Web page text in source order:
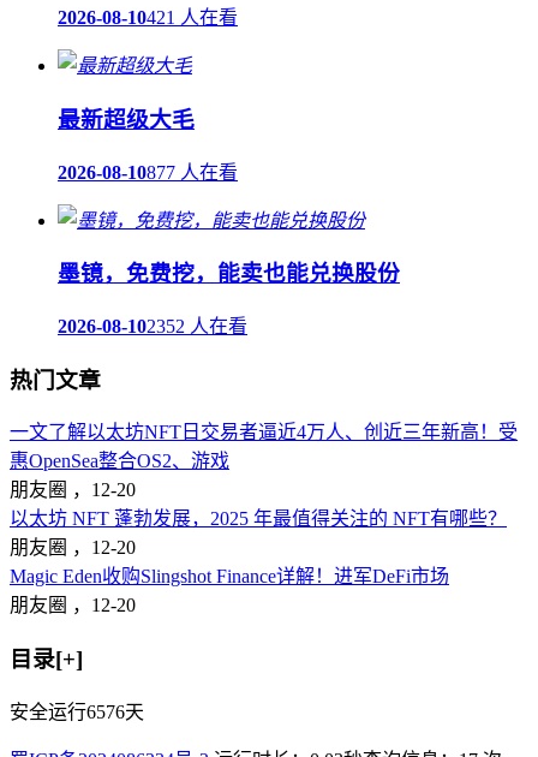
2026-08-10421 人在看
最新超级大毛
2026-08-10877 人在看
墨镜，免费挖，能卖也能兑换股份
2026-08-102352 人在看
热门文章
一文了解以太坊NFT日交易者逼近4万人、创近三年新高！受
惠OpenSea整合OS2、游戏
朋友圈 ， 12-20
以太坊 NFT 蓬勃发展，2025 年最值得关注的 NFT有哪些？
朋友圈 ， 12-20
Magic Eden收购Slingshot Finance详解！进军DeFi市场
朋友圈 ， 12-20
目录[+]
安全运行6576天